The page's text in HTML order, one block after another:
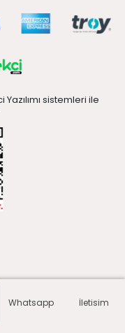
sistemleri ile
Whatsapp İletisim